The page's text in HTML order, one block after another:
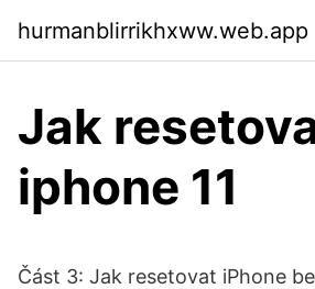
hurmanblirrikhxww.web.app
Jak
iphone 11
Část 3: Jak resetovat iPhone